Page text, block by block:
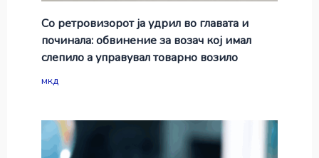
Со ретровизорот ја удрил во главата и
починала: обвинение за возач кој имал
слепило а управувал товарно возило
мкд